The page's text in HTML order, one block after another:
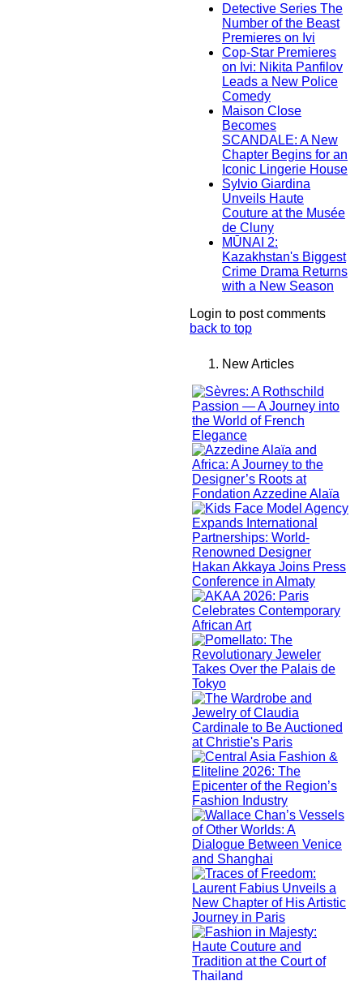
Detective Series The
Number of the Beast
Premieres on Ivi
Cop-Star Premieres
on Ivi: Nikita Panfilov
Leads a New Police
Comedy
Maison Close
Becomes
SCANDALE: A New
Chapter Begins for an
Iconic Lingerie House
Sylvio Giardina
Unveils Haute
Couture at the Musée
de Cluny
MŪNAI 2:
Kazakhstan's Biggest
Crime Drama Returns
with a New Season
Login to post comments
back to top
New Articles